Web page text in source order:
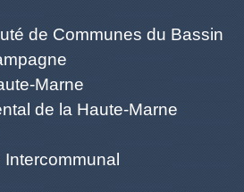
de Communes du Bassin
Marne
de la Haute-Marne